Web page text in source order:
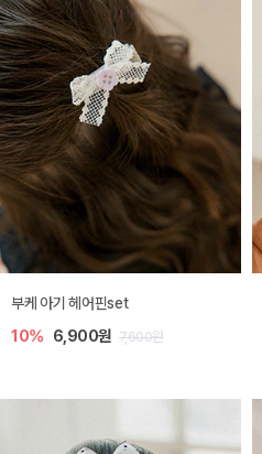
부케 아기 헤어핀set
10% 6,900원 7,600원